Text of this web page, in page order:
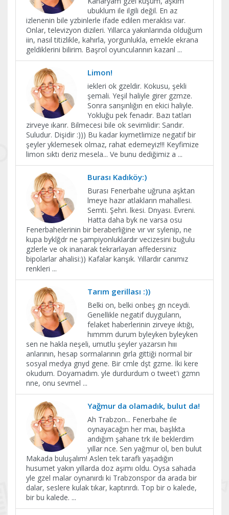
ubuklum ile ilgili değil. En az
izlenenin bile yzbinlerle ifade edilen meraklısı var.
Onlar, televizyon dizileri. Yıllarca yakınlarında olduğum
iin, nasıl titizlikle, kahırla, yorgunlukla, emekle ekrana
geldiklerini bilirim. Başrol oyuncularının kazanl ...
Limon!
iekleri ok gzeldir. Kokusu, şekli
şemali. Yeşil haliyle girer gzmze.
Sonra sarışınlığın en ekici haliyle.
Yokluğu pek fenadır. Bazı tatları
zirveye ıkarır. Bilmecesi bile ok sevimlidir: Sarıdır.
Suludur. Dişidir :))) Bu kadar kıymetlimize negatif bir
şeyler yklemesek olmaz, rahat edemeyiz!!! Keyfimize
limon sıktı deriz mesela... Ve bunu dediğimiz a ...
Burası Kadıköy:)
Burası Fenerbahe uğruna aşktan
lmeye hazır atlakların mahallesi.
Semti. Şehri. lkesi. Dnyası. Evreni.
Hatta daha byk ne varsa osu
Fenerbahelerinin bir beraberliğine vır vır sylenip, ne
kupa byklğdr ne şampiyonluklardır vecizesini buğulu
gzlerle ve ok inanarak tekrarlayan affedersiniz
bipolarlar ahalisi:)) Kafalar karışık. Yıllardır canımız
renkleri ...
Tarım gerillası :))
Belki on, belki onbeş gn nceydi.
Genellikle negatif duyguların,
felaket haberlerinin zirveye ıktığı,
hımmm durum byleyken byleyken
sen ne hakla neşeli, umutlu şeyler yazarsın hııı
anlarının, hesap sormalarının gırla gittiği normal bir
sosyal medya gnyd gene. Bir cmle dşt gzme. İki kere
okudum. Doyamadım. yle durdurdum o tweet'i gzmn
nne, onu sevmel ...
Yağmur da olamadık, bulut da!
Ah Trabzon... Fenerbahe ile
oynayacağın her maı, başlıkta
andığım şahane trk ile beklerdim
yıllar nce. Sen yağmur ol, ben bulut
Makada buluşalım! Aslen tek taraflı yaşadığın
husumet yakın yıllarda doz aşımı oldu. Oysa sahada
yle gzel malar oynanırdı ki Trabzonspor da arada bir
dalar, seslere kulak tıkar, kaptırırdı. Top bir o kalede,
bir bu kalede. ...